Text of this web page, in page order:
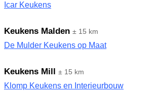
Icar Keukens
Keukens Malden ± 15 km
De Mulder Keukens op Maat
Keukens Mill ± 15 km
Klomp Keukens en Interieurbouw